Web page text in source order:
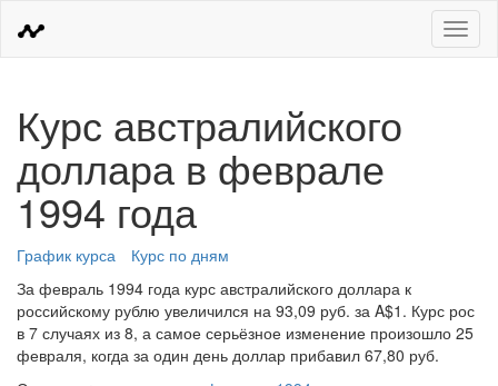
Меню
Курс австралийского
доллара в феврале
1994 года
График курса
Курс по дням
За февраль 1994 года курс австралийского доллара к
российскому рублю увеличился на 93,09 руб. за A$1. Курс рос
в 7 случаях из 8, а самое серьёзное изменение произошло 25
февраля, когда за один день доллар прибавил 67,80 руб.